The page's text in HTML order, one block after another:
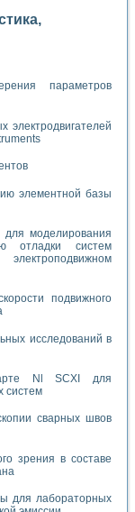
параметров
электродвигателей
элементной базы
моделирования
отладки систем
подвижного
исследований в
Nl SCXI для
систем
сварных швов
зрения в составе
для лабораторных